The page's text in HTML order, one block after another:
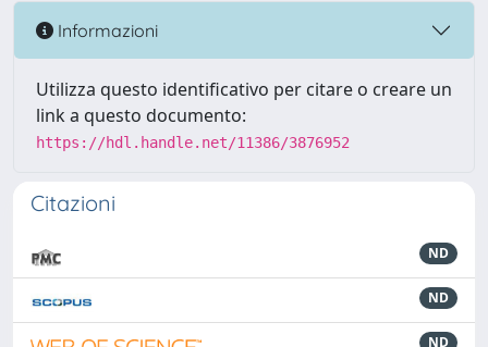
Informazioni
Utilizza questo identificativo per citare o creare un
link a questo documento:
https://hdl.handle.net/11386/3876952
Citazioni
ND
ND
ND